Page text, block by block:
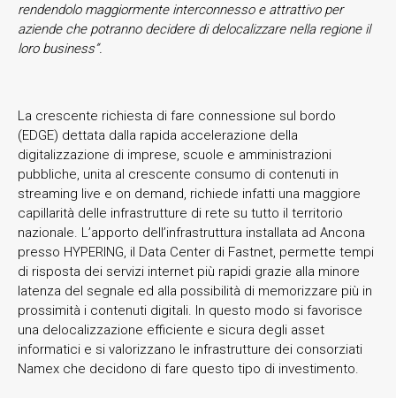
rendendolo maggiormente interconnesso e attrattivo per
aziende che potranno decidere di delocalizzare nella regione il
loro business”.
La crescente richiesta di fare connessione sul bordo
(EDGE) dettata dalla rapida accelerazione della
digitalizzazione di imprese, scuole e amministrazioni
pubbliche, unita al crescente consumo di contenuti in
streaming live e on demand, richiede infatti una maggiore
capillarità delle infrastrutture di rete su tutto il territorio
nazionale. L’apporto dell’infrastruttura installata ad Ancona
presso HYPERING, il Data Center di Fastnet, permette tempi
di risposta dei servizi internet più rapidi grazie alla minore
latenza del segnale ed alla possibilità di memorizzare più in
prossimità i contenuti digitali. In questo modo si favorisce
una delocalizzazione efficiente e sicura degli asset
informatici e si valorizzano le infrastrutture dei consorziati
Namex che decidono di fare questo tipo di investimento.